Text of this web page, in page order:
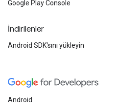
Google Play Console
İndirilenler
Android SDK'sını yükleyin
Android